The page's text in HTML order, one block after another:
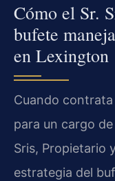
Cómo el Sr.
bufete
en Lexington
Cuando contrata
para un cargo
Sris, Propietario
estrategia del